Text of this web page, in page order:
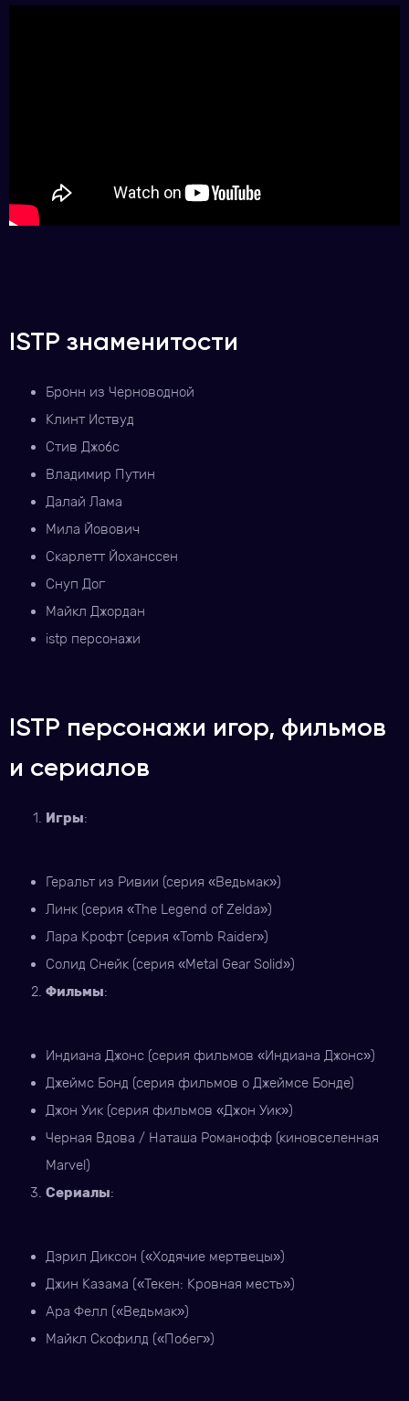
ISTP знаменитости
Бронн из Черноводной
Клинт Иствуд
Стив Джобс
Владимир Путин
Далай Лама
Мила Йовович
Скарлетт Йоханссен
Снуп Дог
Майкл Джордан
istp персонажи
ISTP персонажи игор, фильмов
и сериалов
Игры:
Геральт из Ривии (серия «Ведьмак»)
Линк (серия «The Legend of Zelda»)
Лара Крофт (серия «Tomb Raider»)
Солид Снейк (серия «Metal Gear Solid»)
Фильмы:
Индиана Джонс (серия фильмов «Индиана Джонс»)
Джеймс Бонд (серия фильмов о Джеймсе Бонде)
Джон Уик (серия фильмов «Джон Уик»)
Черная Вдова / Наташа Романофф (киновселенная
Marvel)
Сериалы:
Дэрил Диксон («Ходячие мертвецы»)
Джин Казама («Текен: Кровная месть»)
Ара Фелл («Ведьмак»)
Майкл Скофилд («Побег»)